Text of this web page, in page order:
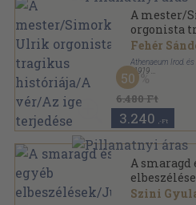
A mester/
orgonista
históriája/
terjedése
Fehér
Athenaeum Irod.
1919
Félvászon
Modern könyvtár
6.480 Ft
50
3.240 ,-Ft
A smaragd
Szini